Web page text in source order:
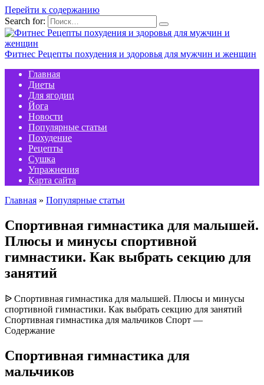
Перейти к содержанию
Search for:
Фитнес Рецепты похудения и здоровья для мужчин и женщин
Главная
Диеты
Для ягодиц
Йога
Новости
Популярные статьи
Похудение
Рецепты
Сушка
Упражнения
Карта сайта
Главная » Популярные статьи
Спортивная гимнастика для малышей.
Плюсы и минусы спортивной
гимнастики. Как выбрать секцию для
занятий
ᐉ Спортивная гимнастика для малышей. Плюсы и минусы
спортивной гимнастики. Как выбрать секцию для занятий
Спортивная гимнастика для мальчиков Спорт —
Содержание
Спортивная гимнастика для
мальчиков